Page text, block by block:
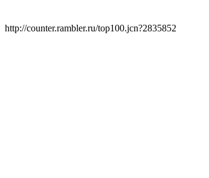
http://counter.rambler.ru/top100.jcn?2835852